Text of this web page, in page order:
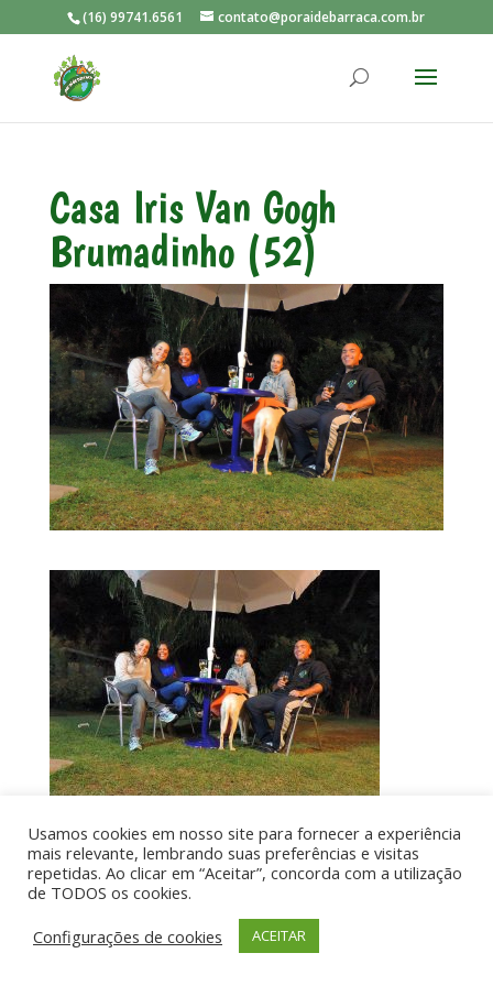
(16) 99741.6561 contato@poraidebarraca.com.br
Casa Iris Van Gogh
Brumadinho (52)
Por aí de Barraca - direitos reservados - Desenvolvido
por UIA WEB
Usamos cookies em nosso site para fornecer a experiência
mais relevante, lembrando suas preferências e visitas
repetidas. Ao clicar em “Aceitar”, concorda com a utilização
de TODOS os cookies.
Configurações de cookies
ACEITAR